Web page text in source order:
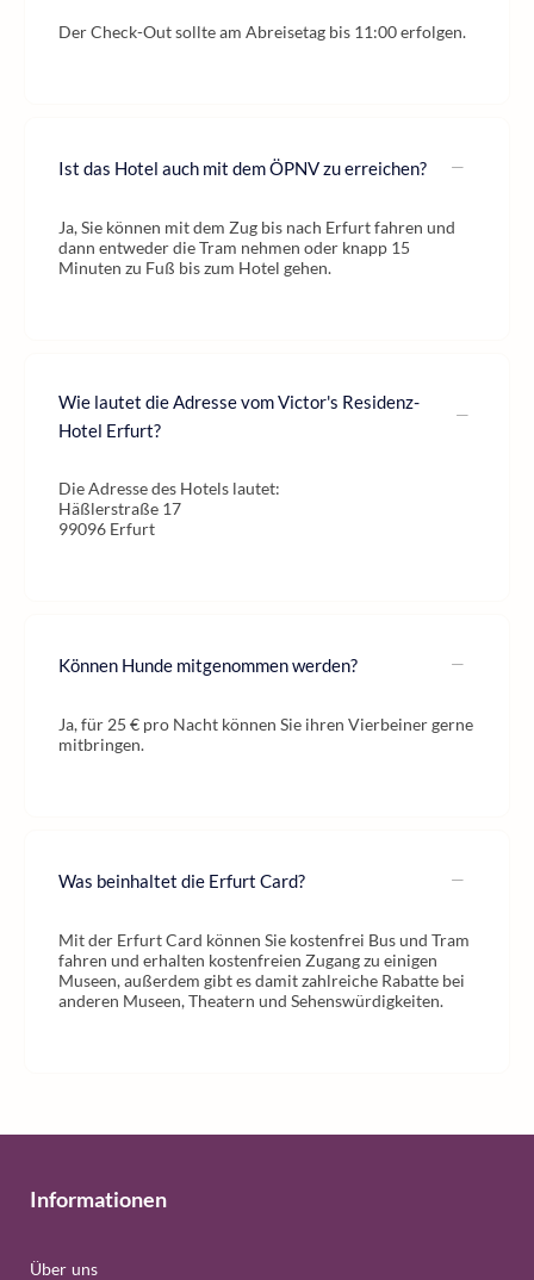
Der Check-Out sollte am Abreisetag bis 11:00 erfolgen.
Ist das Hotel auch mit dem ÖPNV zu erreichen?
Ja, Sie können mit dem Zug bis nach Erfurt fahren und
dann entweder die Tram nehmen oder knapp 15
Minuten zu Fuß bis zum Hotel gehen.
Wie lautet die Adresse vom Victor's Residenz-
Hotel Erfurt?
Die Adresse des Hotels lautet:
Häßlerstraße 17
99096 Erfurt
Können Hunde mitgenommen werden?
Ja, für 25 € pro Nacht können Sie ihren Vierbeiner gerne
mitbringen.
Was beinhaltet die Erfurt Card?
Mit der Erfurt Card können Sie kostenfrei Bus und Tram
fahren und erhalten kostenfreien Zugang zu einigen
Museen, außerdem gibt es damit zahlreiche Rabatte bei
anderen Museen, Theatern und Sehenswürdigkeiten.
Informationen
Über uns